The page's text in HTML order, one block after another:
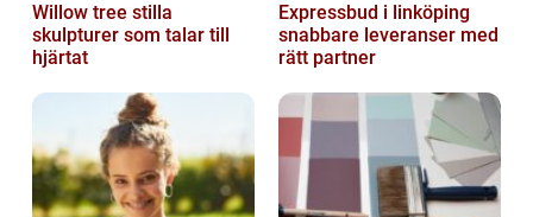
Willow tree stilla
skulpturer som talar till
hjärtat
Expressbud i linköping
snabbare leveranser med
rätt partner